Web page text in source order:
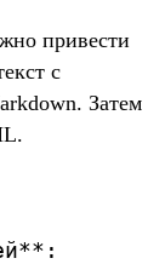
привести
с
Затем